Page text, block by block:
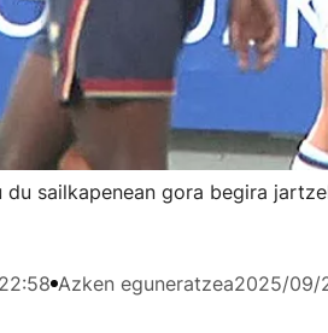
du sailkapenean gora begira
Azken eguneratzea2025/09/